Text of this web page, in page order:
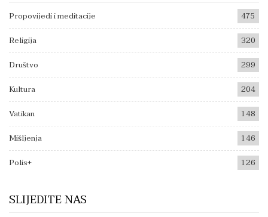
Propovijedi i meditacije
475
Religija
320
Društvo
299
Kultura
204
Vatikan
148
Mišljenja
146
Polis+
126
SLIJEDITE NAS